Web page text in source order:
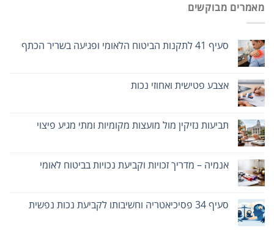
מאמרים מבוקשים
סעיף 41 לתקנות הביטוח הלאומי ופגיעה בשריר הכתף
אצבע פטישית ואחוזי נכות
תביעות נזיקין מול מועצות מקומיות ומתי מגיע פיצוי
אנמיה – מדריך זכויות וקביעת נכויות בביטוח לאומי
סעיף 34 פסיכיאטריה וחשיבותו לקביעת נכות נפשית